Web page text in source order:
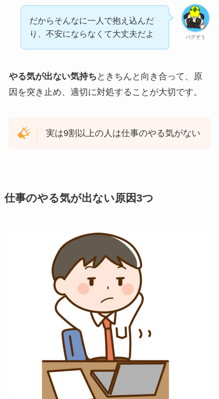
パグぞう
だからそんなに一人で抱え込んだ
り、不安にならなくて大丈夫だよ
やる気が出ない気持ち ときちんと向き合って、原
因を突き止め、適切に対処することが大切です。
実は9割以上の人は仕事のやる気がない
仕事のやる気が出ない原因3つ